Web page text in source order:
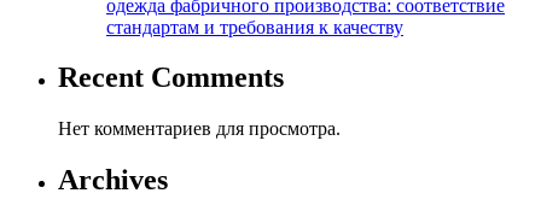
одежда фабричного производства: соответствие
стандартам и требования к качеству
Recent Comments
Нет комментариев для просмотра.
Archives